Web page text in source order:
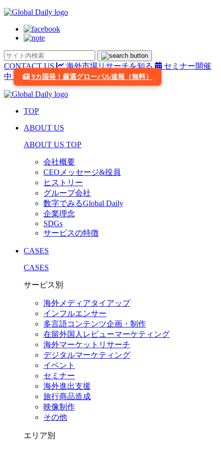
CONTACT US 海外市場リサーチを知る
セミナー開催
中
9カ国発！厳選グローバル速報（無料）
TOP
ABOUT US
ABOUT US TOP
会社概要
CEOメッセージ&役員
ヒストリー
グループ会社
数字でみるGlobal Daily
企業理念
SDGs
サービスの特徴
CASES
CASES
サービス別
海外メディアタイアップ
インフルエンサー
多言語コンテンツ企画・制作
在留外国⼈レビューマーケティング
海外マーケットリサーチ
デジタルマーケティング
イベント
セミナー
海外進出支援
旅行商品造成
映像制作
その他
エリア別